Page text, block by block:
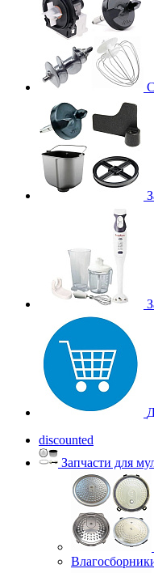
discounted
Запчасти для